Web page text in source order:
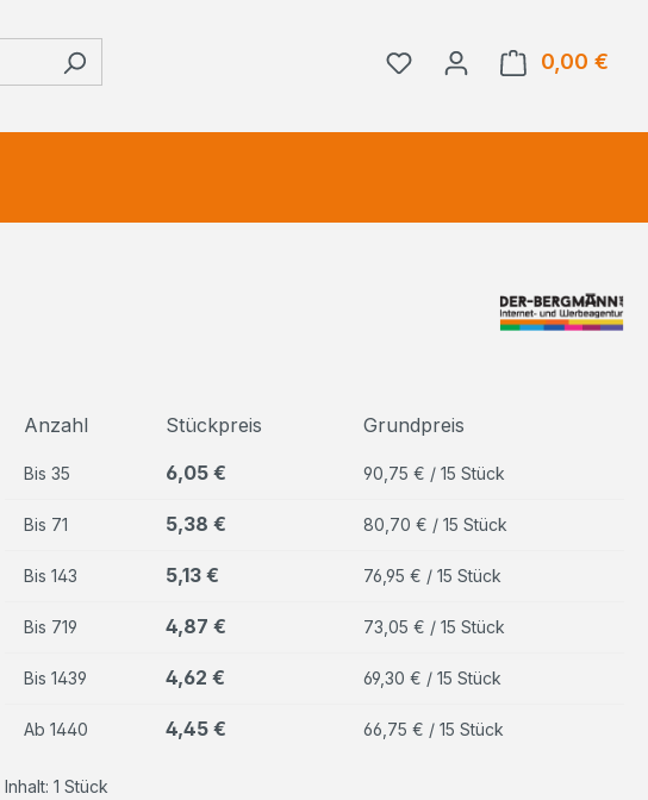
0,00 €
Anzahl Stückpreis Grundpreis
Bis 35 6,05 € 90,75 € / 15 Stück
Bis 71 5,38 € 80,70 € / 15 Stück
Bis 143 5,13 € 76,95 € / 15 Stück
Bis 719 4,87 € 73,05 € / 15 Stück
Bis 1439 4,62 € 69,30 € / 15 Stück
Ab 1440 4,45 € 66,75 € / 15 Stück
Inhalt: 1 Stück